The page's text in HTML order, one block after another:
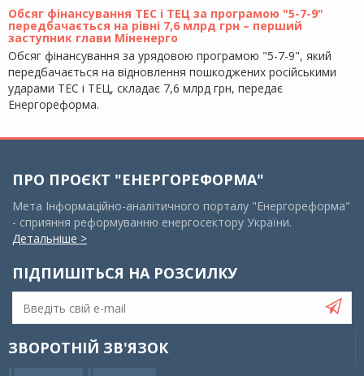
Обсяг фінансування ТЕС і ТЕЦ за програмою "5-7-9"
передбачається на рівні 7,6 млрд грн – перший
заступник глави Міненерго
Обсяг фінансування за урядовою програмою "5-7-9", який
передбачається на відновлення пошкоджених російськими
ударами ТЕС і ТЕЦ, складає 7,6 млрд грн, передає
Енергореформа.
ПРО ПРОЄКТ "ЕНЕРГОРЕФОРМА"
Мета Інформаційно-аналітичного порталу "Енергореформа"
- сприяння реформуванню енергосектору України.
Детальніше >
ПІДПИШІТЬСЯ НА РОЗСИЛКУ
ЗВОРОТНІЙ ЗВ'ЯЗОК